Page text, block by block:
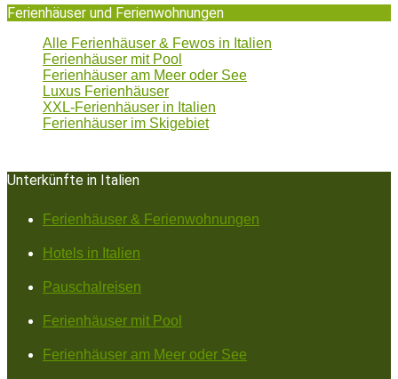
Ferienhäuser und Ferienwohnungen
Alle Ferienhäuser & Fewos in Italien
Ferienhäuser mit Pool
Ferienhäuser am Meer oder See
Luxus Ferienhäuser
XXL-Ferienhäuser in Italien
Ferienhäuser im Skigebiet
Unterkünfte in Italien
Ferienhäuser & Ferienwohnungen
Hotels in Italien
Pauschalreisen
Ferienhäuser mit Pool
Ferienhäuser am Meer oder See